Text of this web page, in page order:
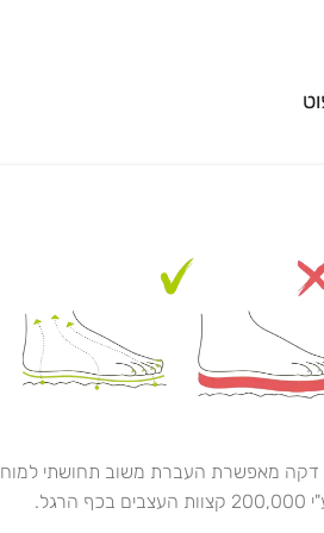
דקה מאפשרת העברת משוב תחושתי למוח
בכף הרגל.